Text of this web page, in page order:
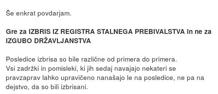
Še enkrat povdarjam.
Gre za IZBRIS IZ REGISTRA STALNEGA PREBIVALSTVA in ne za
IZGUBO DRŽAVLJANSTVA
Posledice izbrisa so bile različne od primera do primera.
Vsi zadržki in pomisleki, ki jih sedaj navajajo nekateri se
pravzaprav lahko upravičeno nanašajo le na posledice, ne pa na
dejstvo, da so bili izbrisani.